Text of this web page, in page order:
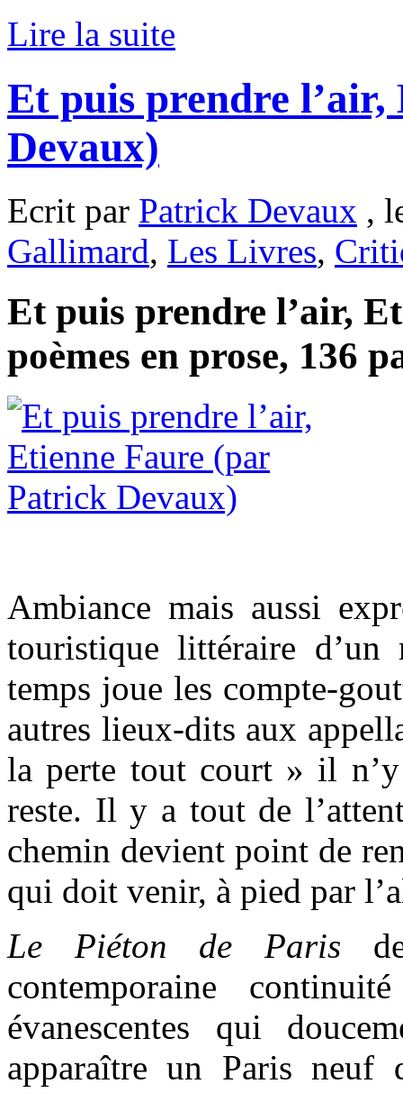
Lire la suite
Et puis prendre
Devaux)
Ecrit par Patrick Devaux ,
Gallimard, Les Livres,
Et puis prendre l’air,
poèmes en prose, 136
Ambiance mais aussi
touristique littéraire
temps joue les compte-
autres lieux-dits aux
la perte tout court » il
reste. Il y a tout de
chemin devient point de
qui doit venir, à pied par
Le Piéton de Paris
contemporaine
évanescentes qui
apparaître un Paris neuf